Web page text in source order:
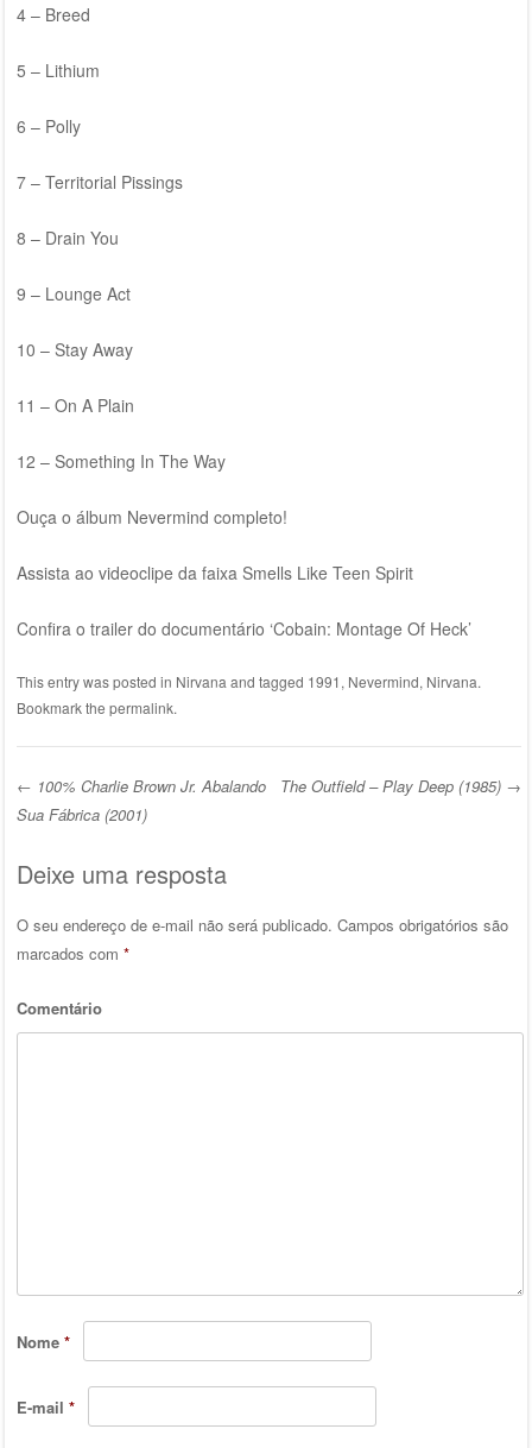
4 – Breed
5 – Lithium
6 – Polly
7 – Territorial Pissings
8 – Drain You
9 – Lounge Act
10 – Stay Away
11 – On A Plain
12 – Something In The Way
Ouça o álbum Nevermind completo!
Assista ao videoclipe da faixa Smells Like Teen Spirit
Confira o trailer do documentário ‘Cobain: Montage Of Heck’
This entry was posted in Nirvana and tagged 1991, Nevermind, Nirvana.
Bookmark the permalink.
Post navigation
← 100% Charlie Brown Jr. Abalando
Sua Fábrica (2001)
The Outfield – Play Deep (1985) →
Deixe uma resposta
O seu endereço de e-mail não será publicado. Campos obrigatórios são
marcados com *
Comentário
Nome *
E-mail *